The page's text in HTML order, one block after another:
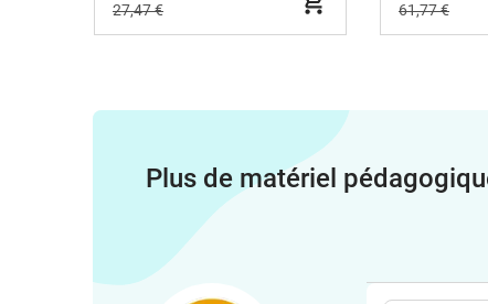
27,47 € 61,77 €
Plus de matériel